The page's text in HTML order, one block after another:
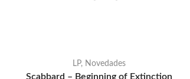
LP, Novedades
Scabbard – Beginning of Extinction